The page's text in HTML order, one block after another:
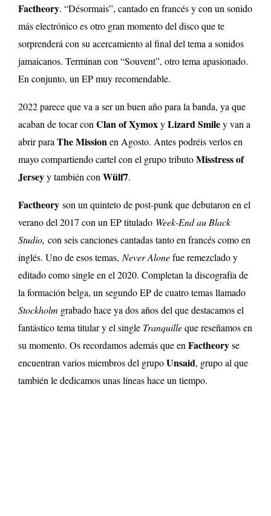
Factheory. “Désormais”, cantado en francés y con un sonido
más electrónico es otro gran momento del disco que te
sorprenderá con su acercamiento al final del tema a sonidos
jamaicanos. Terminan con “Souvent”, otro tema apasionado.
En conjunto, un EP muy recomendable.
2022 parece que va a ser un buen año para la banda, ya que
acaban de tocar con Clan of XymoxyLizard Smiley van a
abrir para The Missionen Agosto. Antes podréis verlos en
mayo compartiendo cartel con el grupo tributoMisstress of
Jerseyy también con Wülf7.
Factheory son un quinteto de post-punk que debutaron en el
verano del 2017 con un EP titulado Week​-​End au Black
Studio, con seis canciones cantadas tanto en francés como en
inglés. Uno de esos temas, Never Alonefue remezclado y
editado como single en el 2020. Completan la discografía de
la formación belga, un segundo EP de cuatro temas llamado
Stockholm grabado hace ya dos años del que destacamos el
fantástico tema titular y el single Tranquilleque reseñamos en
su momento. Os recordamos además que en Factheoryse
encuentran varios miembros del grupoUnsaid, grupo al que
también le dedicamos unas líneas hace un tiempo.